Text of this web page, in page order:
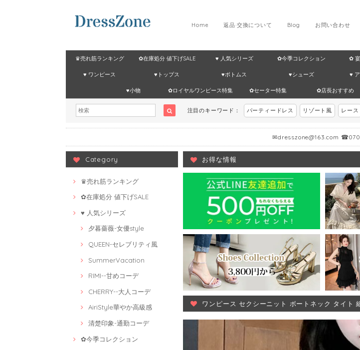
お問い合わせ
Blog
返品·交換について
Home
♛売れ筋ランキング ✿在庫処分 値下げSALE ♥ 人気シリーズ ✿今季コレクション ✿
♥ ワンピース ♥トップス ♥ボトムス ♥シューズ ♥
♥小物 ✿ロイヤルワンピース特集 ✿セーター特集 ✿店長おすすめ
注目のキーワード： パーティードレス リゾート風 レース
✉dresszone@163.com
Category
♛売れ筋ランキング
✿在庫処分 値下げSALE
♥ 人気シリーズ
夕暮薔薇-女優style
QUEEN-セレブリティ風
SummerVacation
RIMI--甘めコーデ
CHERRY--大人コーデ
AiriStyle華やか高級感
清楚印象-通勤コーデ
✿今季コレクション
お得な情報
ワンピース セクシーニット ボートネック タイト